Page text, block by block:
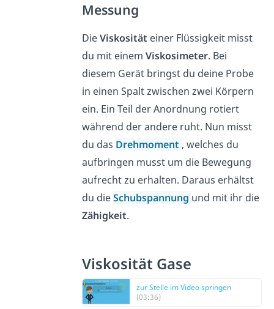
Messung
DieViskosität einer Flüssigkeit misst
du mit einemViskosimeter. Bei
diesem Gerät bringst du deine Probe
in einen Spalt zwischen zwei Körpern
ein. Ein Teil der Anordnung rotiert
während der andere ruht. Nun misst
du das Drehmoment , welches du
aufbringen musst um die Bewegung
aufrecht zu erhalten. Daraus erhältst
du dieSchubspannung und mit ihr die
Zähigkeit.
Viskosität Gase
zur Stelle im Video springen
(03:36)